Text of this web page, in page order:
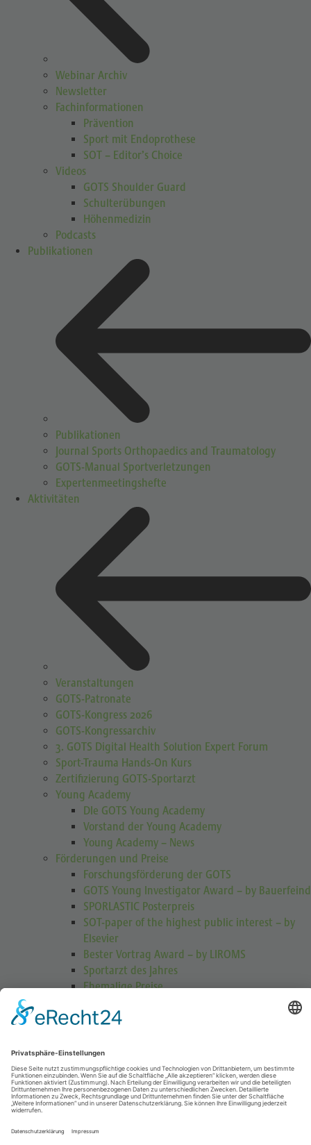
Webinar Archiv
Newsletter
Fachinformationen
Prävention
Sport mit Endoprothese
SOT – Editor’s Choice
Videos
GOTS Shoulder Guard
Schulterübungen
Höhenmedizin
Podcasts
Publikationen
Publikationen
Journal Sports Orthopaedics and Traumatology
GOTS-Manual Sportverletzungen
Expertenmeetingshefte
Aktivitäten
Veranstaltungen
GOTS-Patronate
GOTS-Kongress 2026
GOTS-Kongressarchiv
3. GOTS Digital Health Solution Expert Forum
Sport-Trauma Hands-On Kurs
Zertifizierung GOTS-Sportarzt
Young Academy
DIe GOTS Young Academy
Vorstand der Young Academy
Young Academy – News
Förderungen und Preise
Forschungsförderung der GOTS
GOTS Young Investigator Award – by Bauerfeind
SPORLASTIC Posterpreis
SOT-paper of the highest public interest – by
Elsevier
Bester Vortrag Award – by LIROMS
Sportarzt des Jahres
Ehemalige Preise
GOTS Award for Video Instructions – by
Fellowships
GOTS-Fellowships – DER FILM
GOTS-Asienfellowship
GOTS Fellowship „Mannschaftsarzt“